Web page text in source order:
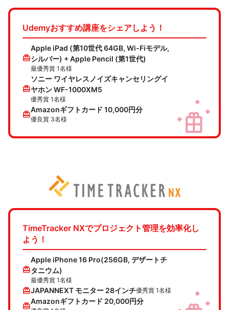
Udemyおすすめ講座をシェアしよう！
redeem
Apple iPad (第10世代 64GB, Wi-Fiモデル,
シルバー) + Apple Pencil (第1世代)
最優秀賞 1名様
redeem
ソニー ワイヤレスノイズキャンセリングイ
ヤホン WF-1000XM5
優秀賞 1名様
redeemAmazonギフトカード 10,000円分
優良賞 3名様
TimeTracker NXでプロジェクト管理を効率化し
よう！
redeem
Apple iPhone 16 Pro(256GB, デザートチ
タニウム)
最優秀賞 1名様
redeemJAPANNEXT モニター 28インチ優秀賞 1名様
redeemAmazonギフトカード 20,000円分